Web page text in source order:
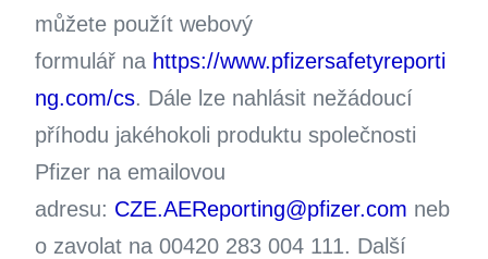
můžete použít webový
formulář na https://www.pfizersafetyreporti
ng.com/cs. Dále lze nahlásit nežádoucí
příhodu jakéhokoli produktu společnosti
Pfizer na emailovou
adresu: CZE.AEReporting@pfizer.com neb
o zavolat na 00420 283 004 111. Další